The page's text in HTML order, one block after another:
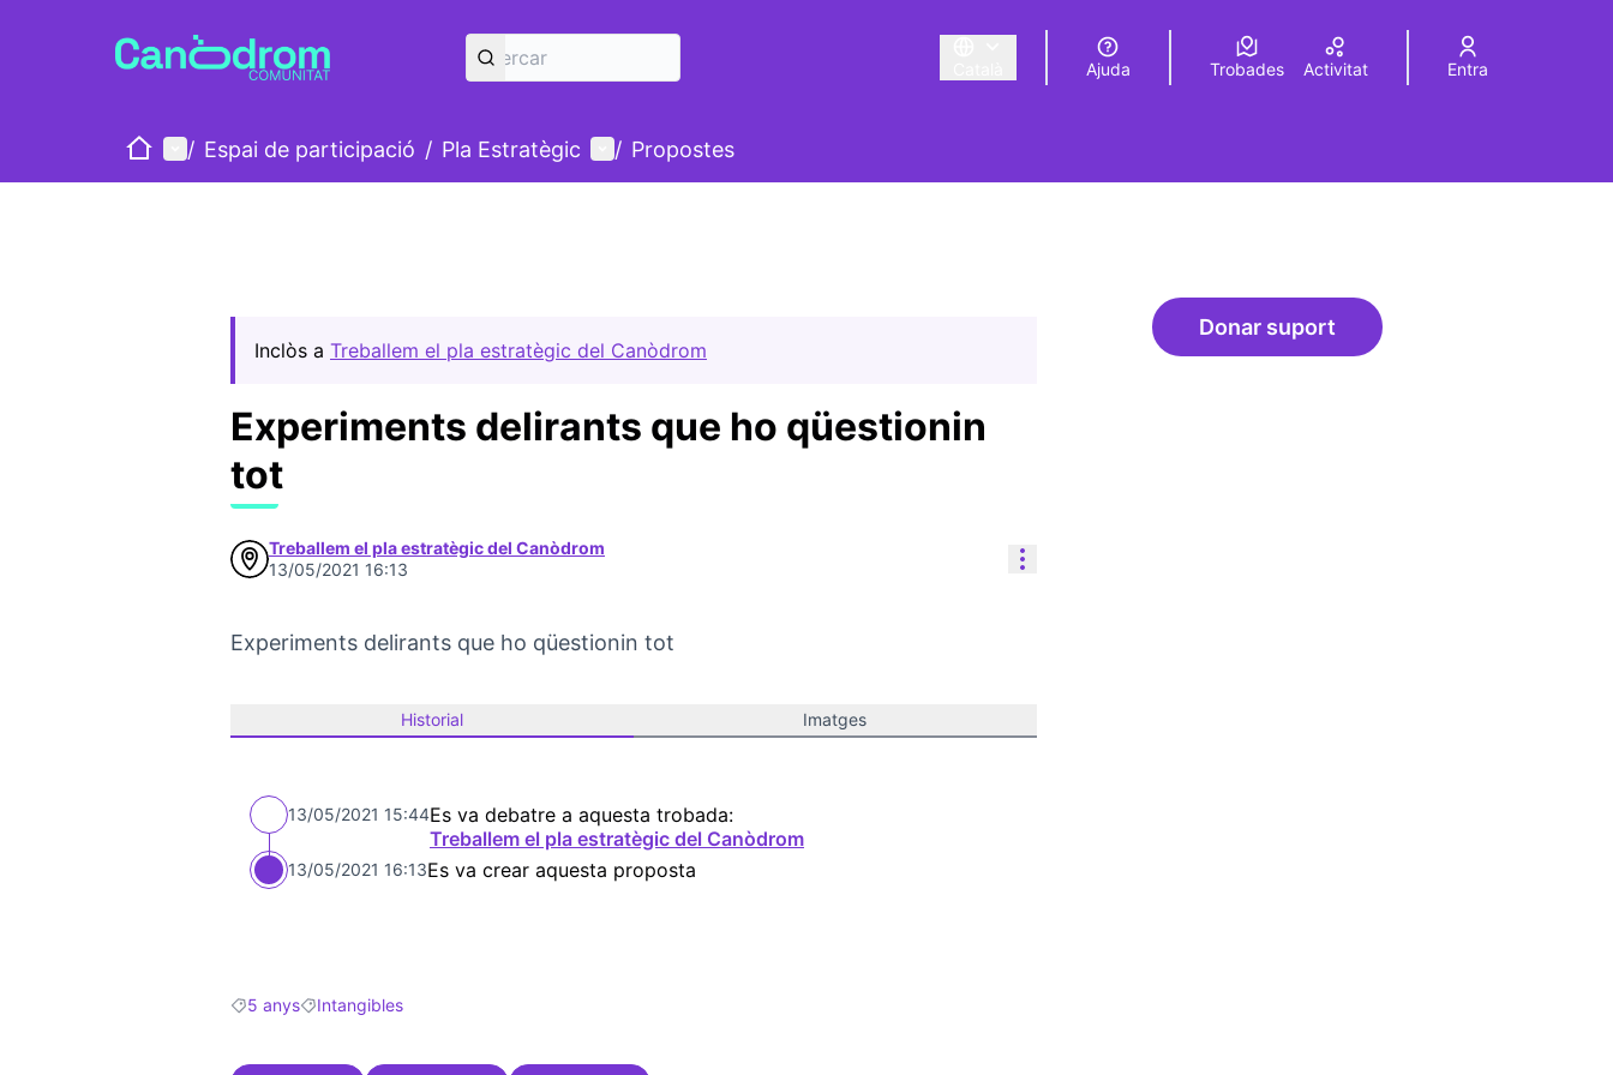
Triar la llengua Elegir el idioma Choose language
Ajuda Trobades Activitat Entra
IniciMenú principal
/ Espai de participació / Pla Estratègic Menú d'usuari
/ Propostes
Inclòs a Treballem el pla estratègic del Canòdrom
Experiments delirants que ho qüestionin
tot
Treballem el pla estratègic del Canòdrom
13/05/2021 16:13
Controls de recursos
Experiments delirants que ho qüestionin tot
Historial Imatges
13/05/2021 15:44Es va debatre a aquesta trobada:
Treballem el pla estratègic del Canòdrom
13/05/2021 16:13Es va crear aquesta proposta
Resultats en filtrar per: 5 anys
5 anysResultats en filtrar per: Intangibles
Intangibles
Donar suportExperiments delirants que ho